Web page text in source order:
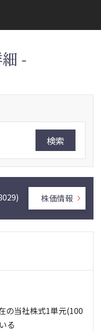
-
検索
株価情報
の当社株式1単元(100
る